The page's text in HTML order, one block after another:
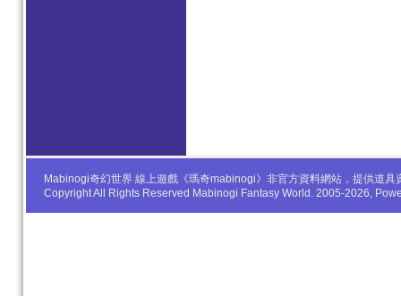
Mabinogi奇幻世界 線上遊戲《瑪奇mabinogi》非官方資料網站，提供道
Copyright All Rights Reserved Mabinogi Fantasy World. 2005-2026,